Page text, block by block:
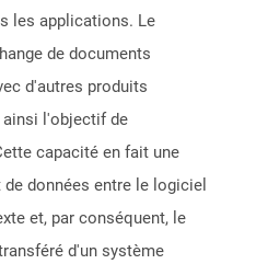
les applications. Le
de documents
d'autres produits
l'objectif de
capacité en fait une
données entre le logiciel
et, par conséquent, le
d'un système